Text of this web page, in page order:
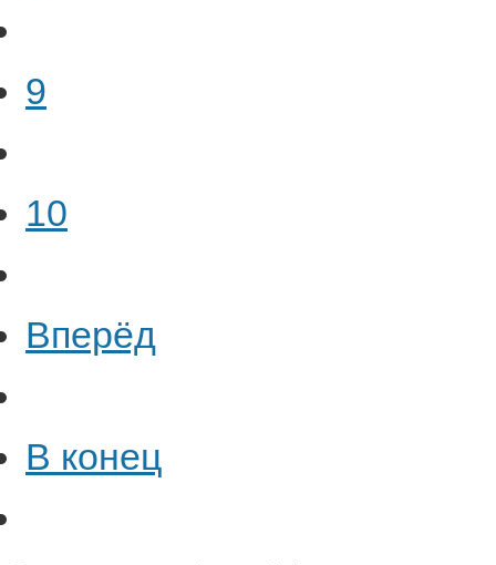
9
10
Вперёд
В конец